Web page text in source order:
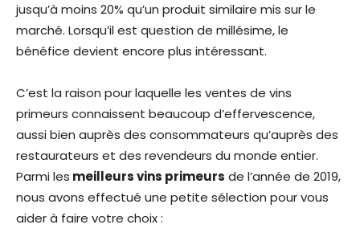
jusqu’à moins 20% qu’un produit similaire mis sur le
marché. Lorsqu’il est question de millésime, le
bénéfice devient encore plus intéressant.
C’est la raison pour laquelle les ventes de vins
primeurs connaissent beaucoup d’effervescence,
aussi bien auprès des consommateurs qu’auprès des
restaurateurs et des revendeurs du monde entier.
Parmi les meilleurs vins primeurs de l’année de 2019,
nous avons effectué une petite sélection pour vous
aider à faire votre choix :